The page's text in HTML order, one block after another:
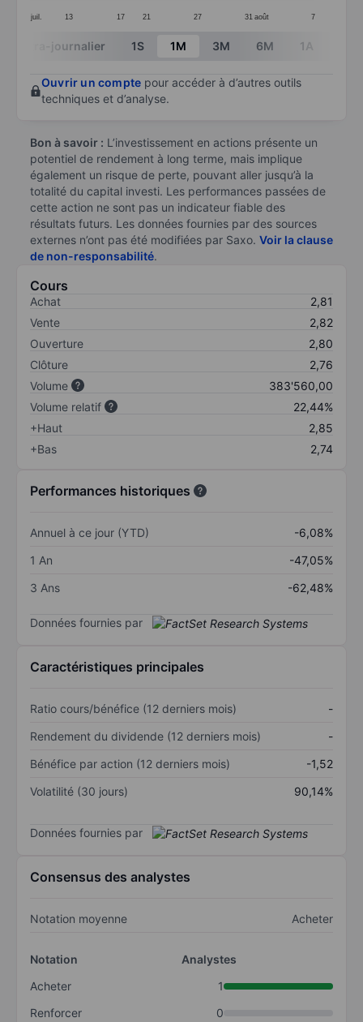
juil. 13 17 21 27 31 août 7
End of interactive chart.
Intra-journalier 1S 1M 3M 6M 1A
Ouvrir un compte pour accéder à d’autres outils
techniques et d’analyse.
Bon à savoir : L’investissement en actions présente un
potentiel de rendement à long terme, mais implique
également un risque de perte, pouvant aller jusqu’à la
totalité du capital investi. Les performances passées de
cette action ne sont pas un indicateur fiable des
résultats futurs. Les données fournies par des sources
externes n’ont pas été modifiées par Saxo. Voir la clause
de non-responsabilité.
Cours
Achat
2,81
Vente
2,82
Ouverture
2,80
Clôture
2,76
Volume
383'560,00
Volume relatif
22,44%
+Haut
2,85
+Bas
2,74
Performances historiques
Annuel à ce jour (YTD)
-6,08%
1 An
-47,05%
3 Ans
-62,48%
Données fournies par
Caractéristiques principales
Ratio cours/bénéfice (12 derniers mois)
-
Rendement du dividende (12 derniers mois)
-
Bénéfice par action (12 derniers mois)
-1,52
Volatilité (30 jours)
90,14%
Données fournies par
Consensus des analystes
Notation moyenne Acheter
Notation
Analystes
Acheter
1
Renforcer
0